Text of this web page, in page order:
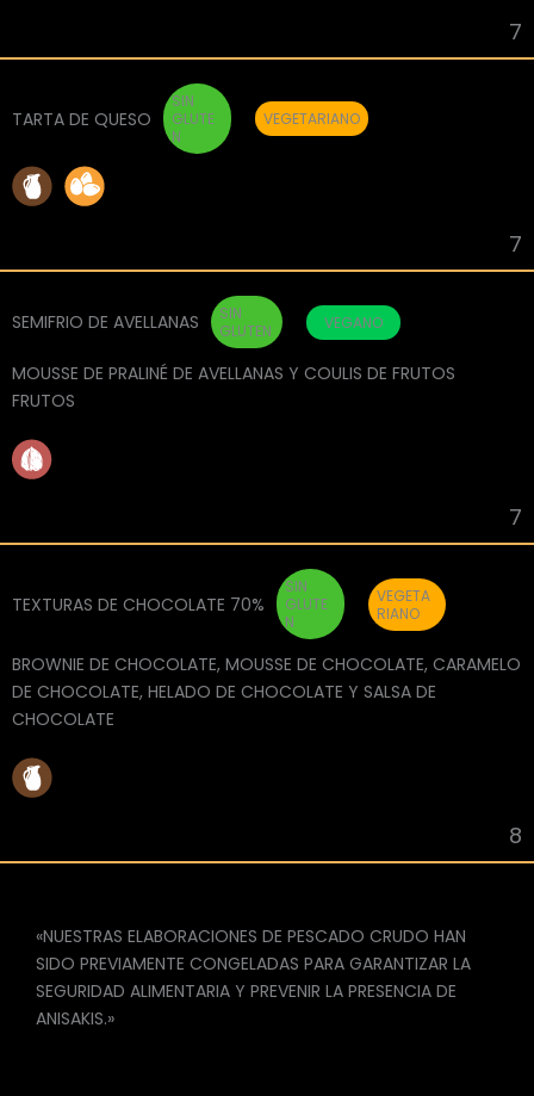
7
TARTA DE QUESO
SIN
GLUTE
N
VEGETARIANO
7
SEMIFRIO DE AVELLANAS
SIN
GLUTEN
VEGANO
MOUSSE DE PRALINÉ DE AVELLANAS Y COULIS DE FRUTOS
FRUTOS
7
TEXTURAS DE CHOCOLATE 70%
SIN
GLUTE
N
VEGETA
RIANO
BROWNIE DE CHOCOLATE, MOUSSE DE CHOCOLATE, CARAMELO
DE CHOCOLATE, HELADO DE CHOCOLATE Y SALSA DE
CHOCOLATE
8
«NUESTRAS ELABORACIONES DE PESCADO CRUDO HAN
SIDO PREVIAMENTE CONGELADAS PARA GARANTIZAR LA
SEGURIDAD ALIMENTARIA Y PREVENIR LA PRESENCIA DE
ANISAKIS.»